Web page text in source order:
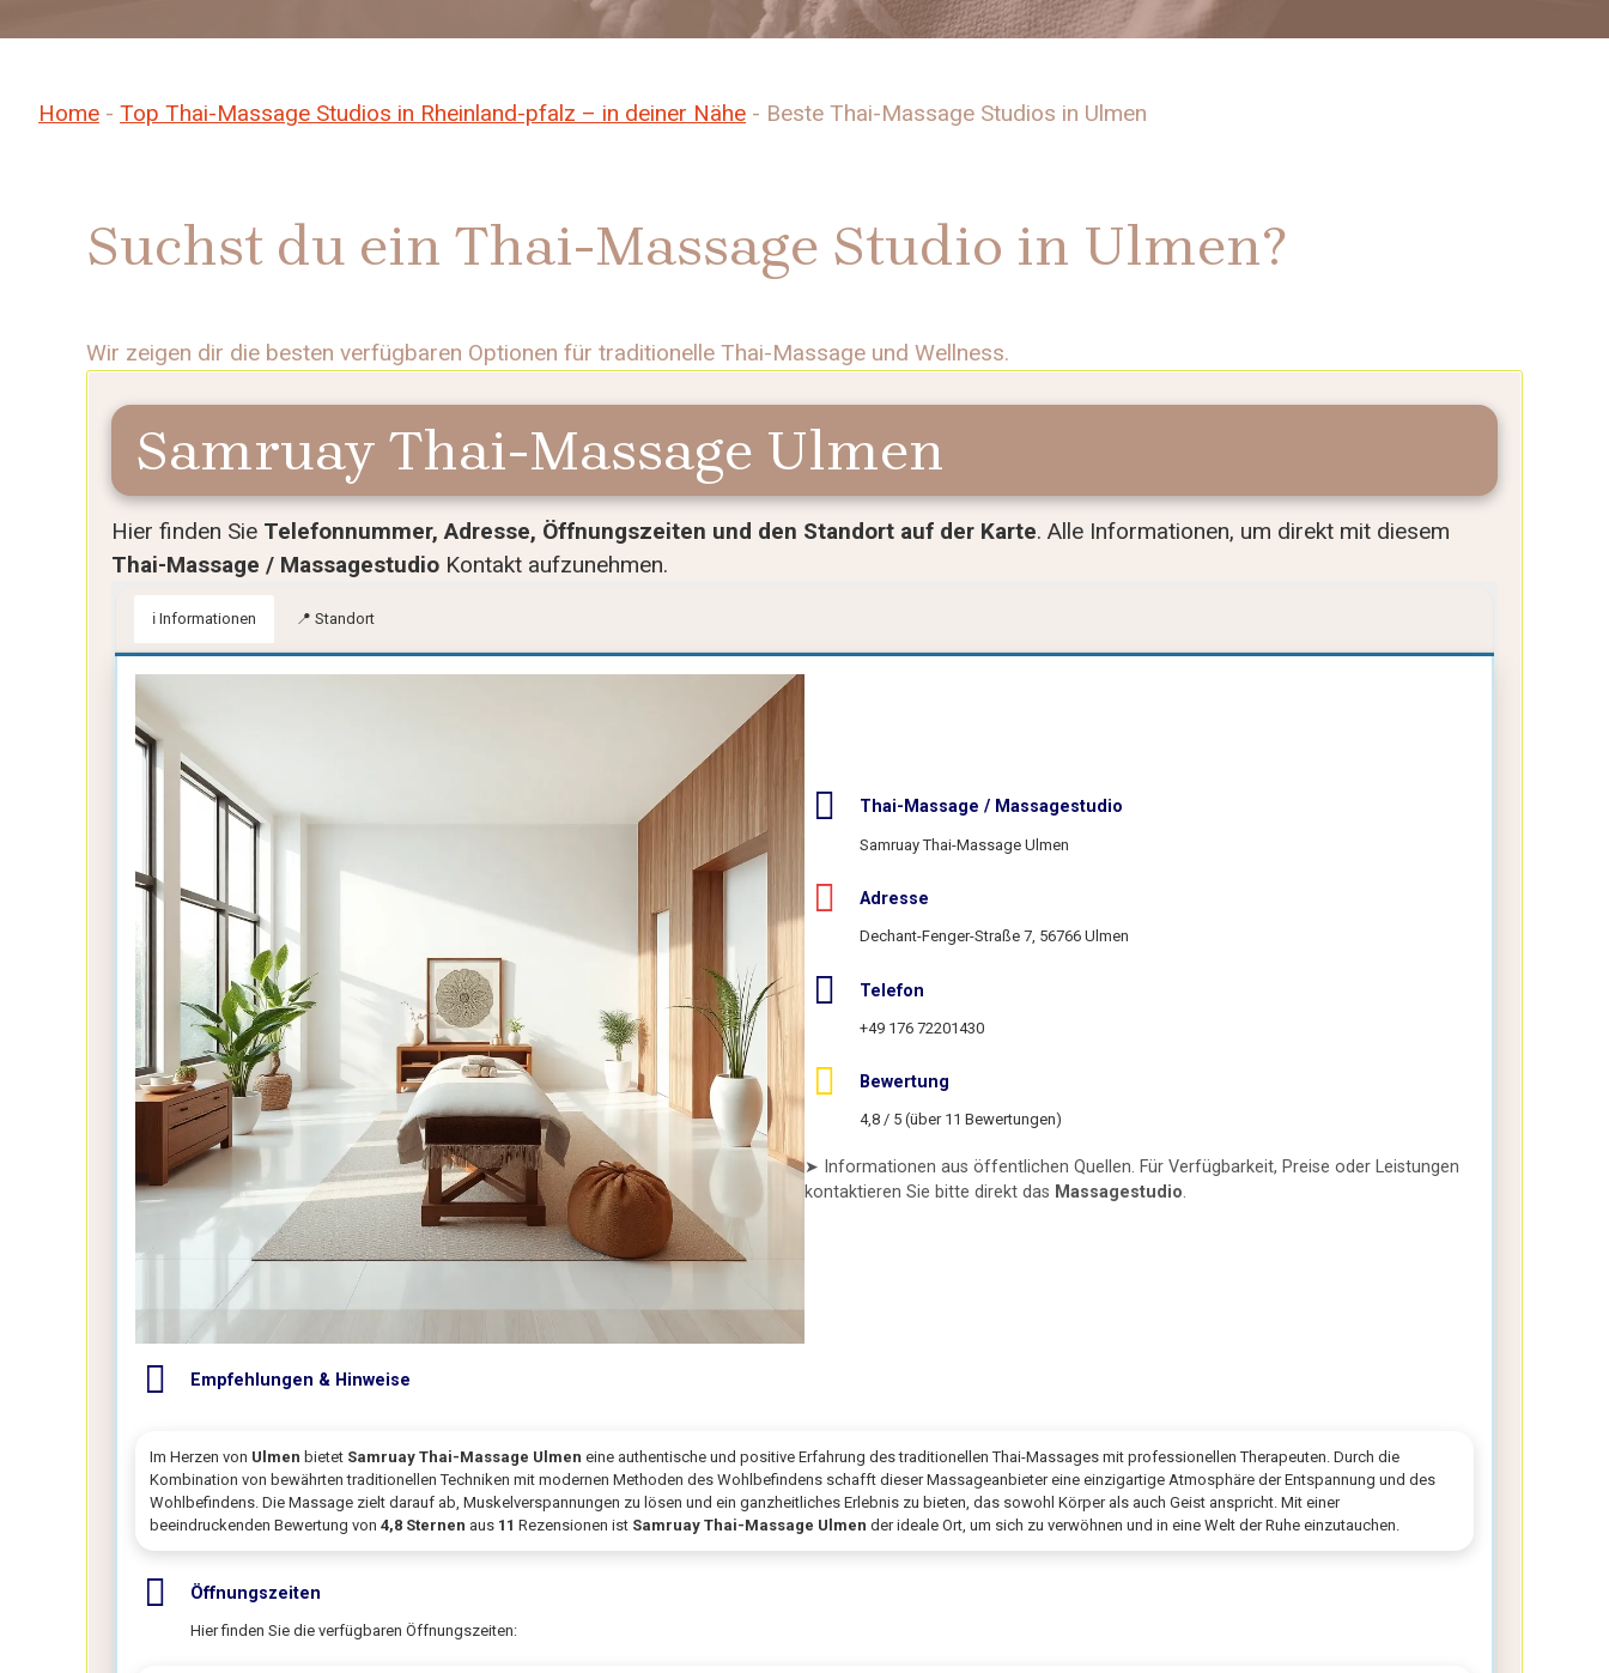
Home - Top Thai-Massage Studios in Rheinland-pfalz – in deiner Nähe - Beste Thai-Massage Studios in Ulmen
Suchst du ein Thai-Massage Studio in Ulmen?
Wir zeigen dir die besten verfügbaren Optionen für traditionelle Thai-Massage und Wellness.
Samruay Thai-Massage Ulmen
Hier finden Sie Telefonnummer, Adresse, Öffnungszeiten und den Standort auf der Karte. Alle Informationen, um direkt mit diesem
Thai-Massage / Massagestudio Kontakt aufzunehmen.
ℹ️ Informationen 📍 Standort
Thai-Massage / Massagestudio
Samruay Thai-Massage Ulmen
Adresse
Dechant-Fenger-Straße 7, 56766 Ulmen
Telefon
+49 176 72201430
Bewertung
4,8 / 5 (über 11 Bewertungen)
➤ Informationen aus öffentlichen Quellen. Für Verfügbarkeit, Preise oder Leistungen
kontaktieren Sie bitte direkt das Massagestudio.
Empfehlungen & Hinweise
Im Herzen von Ulmen bietet Samruay Thai-Massage Ulmen eine authentische und positive Erfahrung des traditionellen Thai-Massages mit professionellen Therapeuten. Durch die
Kombination von bewährten traditionellen Techniken mit modernen Methoden des Wohlbefindens schafft dieser Massageanbieter eine einzigartige Atmosphäre der Entspannung und des
Wohlbefindens. Die Massage zielt darauf ab, Muskelverspannungen zu lösen und ein ganzheitliches Erlebnis zu bieten, das sowohl Körper als auch Geist anspricht. Mit einer
beeindruckenden Bewertung von 4,8 Sternen aus 11 Rezensionen ist Samruay Thai-Massage Ulmen der ideale Ort, um sich zu verwöhnen und in eine Welt der Ruhe einzutauchen.
Öffnungszeiten
Hier finden Sie die verfügbaren Öffnungszeiten: